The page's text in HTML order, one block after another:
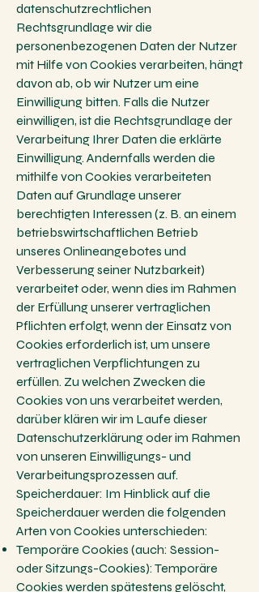
datenschutzrechtlichen
Rechtsgrundlage wir die
personenbezogenen Daten der Nutzer
mit Hilfe von Cookies verarbeiten, hängt
davon ab, ob wir Nutzer um eine
Einwilligung bitten. Falls die Nutzer
einwilligen, ist die Rechtsgrundlage der
Verarbeitung Ihrer Daten die erklärte
Einwilligung. Andernfalls werden die
mithilfe von Cookies verarbeiteten
Daten auf Grundlage unserer
berechtigten Interessen (z. B. an einem
betriebswirtschaftlichen Betrieb
unseres Onlineangebotes und
Verbesserung seiner Nutzbarkeit)
verarbeitet oder, wenn dies im Rahmen
der Erfüllung unserer vertraglichen
Pflichten erfolgt, wenn der Einsatz von
Cookies erforderlich ist, um unsere
vertraglichen Verpflichtungen zu
erfüllen. Zu welchen Zwecken die
Cookies von uns verarbeitet werden,
darüber klären wir im Laufe dieser
Datenschutzerklärung oder im Rahmen
von unseren Einwilligungs- und
Verarbeitungsprozessen auf.
Speicherdauer: Im Hinblick auf die
Speicherdauer werden die folgenden
Arten von Cookies unterschieden:
Temporäre Cookies (auch: Session-
oder Sitzungs-Cookies): Temporäre
Cookies werden spätestens gelöscht,